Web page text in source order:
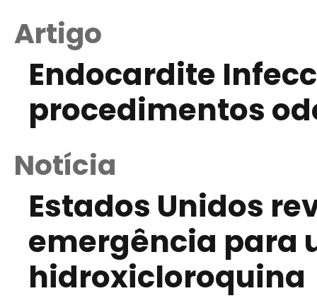
Artigo
Endocardite
procedimentos
Notícia
Estados Unidos
emergência para
hidroxicloroquina